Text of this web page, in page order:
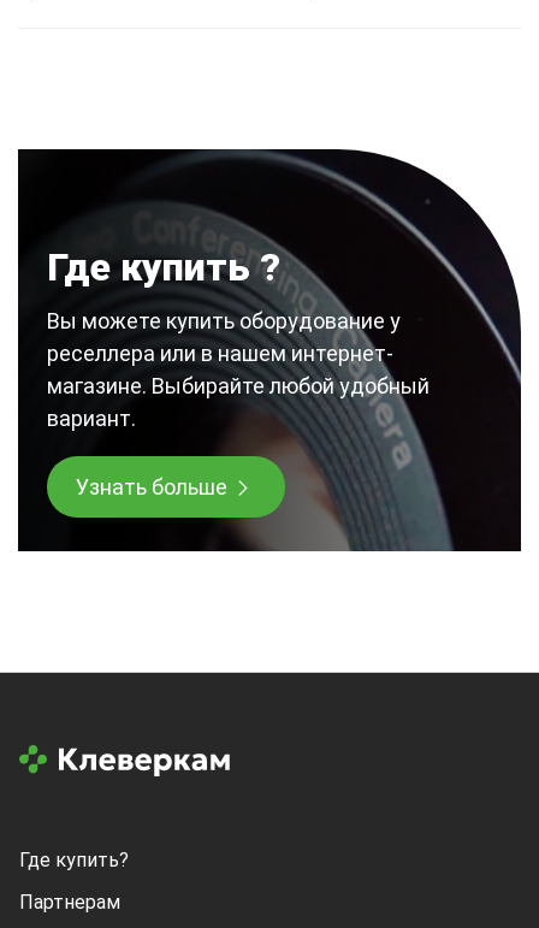
Где купить ?
Вы можете купить оборудование у
реселлера или в нашем интернет-
магазине. Выбирайте любой удобный
вариант.
Узнать больше
Где купить?
Партнерам